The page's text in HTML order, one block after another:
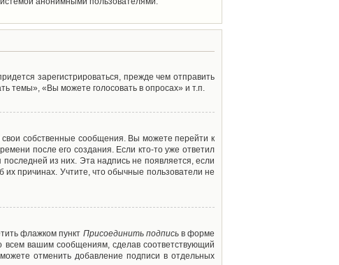
зарегистрироваться, прежде чем отправить
темы», «Вы можете голосовать в опросах» и т.п.
собственные сообщения. Вы можете перейти к
после его создания. Если кто-то уже ответил
из них. Эта надпись не появляется, если
причинах. Учтите, что обычные пользователи не
флажком пункт Присоединить подписьв форме
всем вашим сообщениям, сделав соответствующий
отменить добавление подписи в отдельных